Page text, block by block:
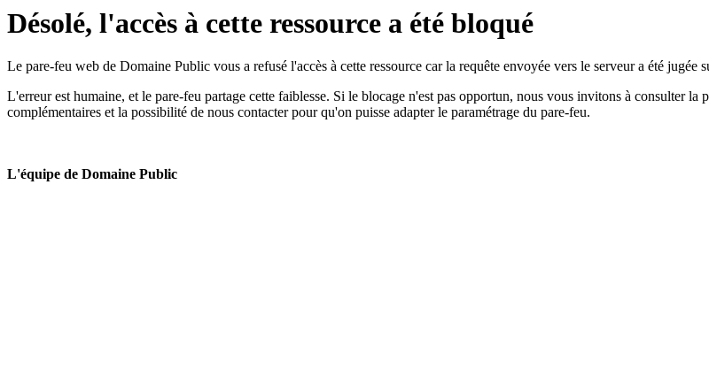
Désolé, l'accès à cette ressource a été bloqué
Le pare-feu web de Domaine Public vous a refusé l'accès à cette ressource car la requête envoyée vers le serveur a été jugée
L'erreur est humaine, et le pare-feu partage cette faiblesse. Si le blocage n'est pas opportun, nous vous invitons à consulter la
complémentaires et la possibilité de nous contacter pour qu'on puisse adapter le paramétrage du pare-feu.
L'équipe de Domaine Public